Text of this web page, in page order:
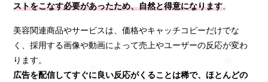
ストをこなす必要があったため、自然と得意になります。
美容関連商品やサービスは、価格やキャッチコピーだけでな
く、採用する画像や動画によって売上やユーザーの反応が変わ
ります。
広告を配信してすぐに良い反応がくることは稀で、ほとんどの